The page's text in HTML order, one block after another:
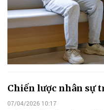
Chiến lược nhân sự
07/04/2026 10:17